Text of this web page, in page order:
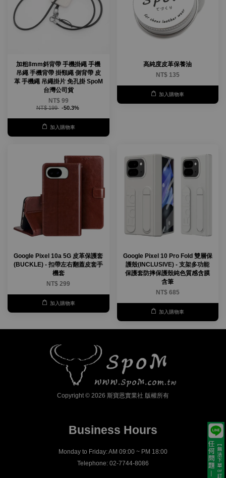
加粗8mm斜背帶 手機掛繩 手機
吊繩 手機背帶 掛頸繩 側背帶 皮
革 手機繩 吊繩掛片 免孔掛 SpoM
台灣公司貨
NT$ 99
NT$ 199 -50.3%
加入購物車
高純度皮革保養油
NT$ 135
加入購物車
Google Pixel 10a 5G 皮革保護套
(BUCKLE) - 扣帶左右翻蓋皮套手
機套
NT$ 299
加入購物車
Google Pixel 10 Pro Fold 雙層保
護殼(INCLUSIVE) - 支架多功能
保護套防摔保護殼純色質感含膜
含筆
NT$ 685
加入購物車
Copyright © 2026 斯寶恩實業社 版權所有
Business Hours
Monday to Friday: AM 09:00 ~ PM 18:00
Telephone: 02-7744-8086